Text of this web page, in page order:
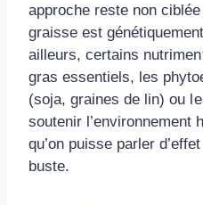
approche reste non
graisse est
ailleurs, certains
gras essentiels, les
(soja, graines de lin) ou
soutenir l’environnement
qu’on puisse parler
buste.